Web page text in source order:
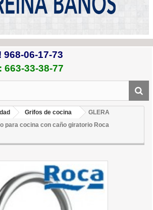
968-06-17-73
663-33-38-77
Grifos de cocina
GLERA
para cocina con caño giratorio Roca